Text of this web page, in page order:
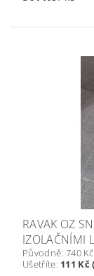
RAVAK OZ
IZOLAČNÍMI
Původně: 740 Kč
Ušetříte: 111 Kč